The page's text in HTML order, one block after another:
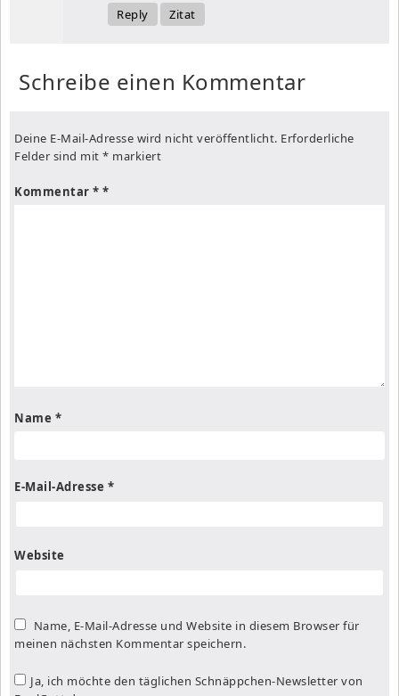
Reply Zitat
Schreibe einen Kommentar
Deine E-Mail-Adresse wird nicht veröffentlicht. Erforderliche
Felder sind mit * markiert
Kommentar *
Name *
E-Mail-Adresse *
Website
Name, E-Mail-Adresse und Website in diesem Browser für
meinen nächsten Kommentar speichern.
Ja, ich möchte den täglichen Schnäppchen-Newsletter von